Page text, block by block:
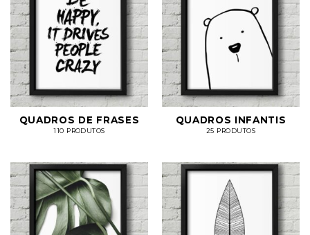
QUADROS DE FRASES
110 PRODUTOS
QUADROS INFANTIS
25 PRODUTOS